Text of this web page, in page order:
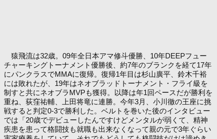
猿飛流は32歳。09年全日本アマ修斗優勝、10年DEEPフュー
チャーキングトーナメント優勝後、約7年のブランクを経て17年
にパンクラスでMMAに復帰。復帰1年目は杉山廣平、鈴木千裕
には敗れたが、19年はネオブラッドトーナメント・フライ級を
制すと共にネオブラMVPも獲得。以降は年1回ペースだが勝利を
重ね、荻窪祐輔、上田将竜に連勝。今年3月、小川徹の王座に挑
戦すると判定0-3で勝利した。ベルトを巻いた後のインタビュー
では「20歳でデビューしたんですけどメンタルが弱くて、精神
疾患を患って格闘技も就職も出来なくなって親の元で3年ぐらい